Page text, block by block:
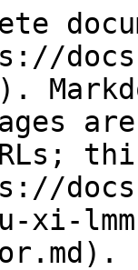
xi-